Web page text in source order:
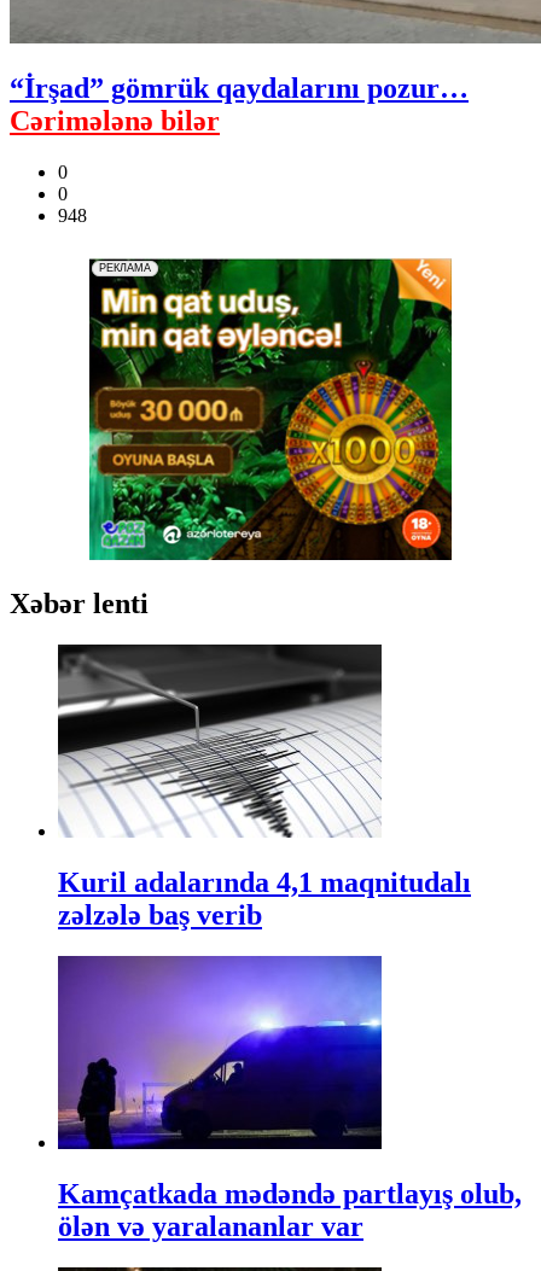
“İrşad” gömrük qaydalarını pozur…
Cərimələnə bilər
0
0
948
Xəbər lenti
Kuril adalarında 4,1 maqnitudalı
zəlzələ baş verib
Kamçatkada mədəndə partlayış olub,
ölən və yaralananlar var